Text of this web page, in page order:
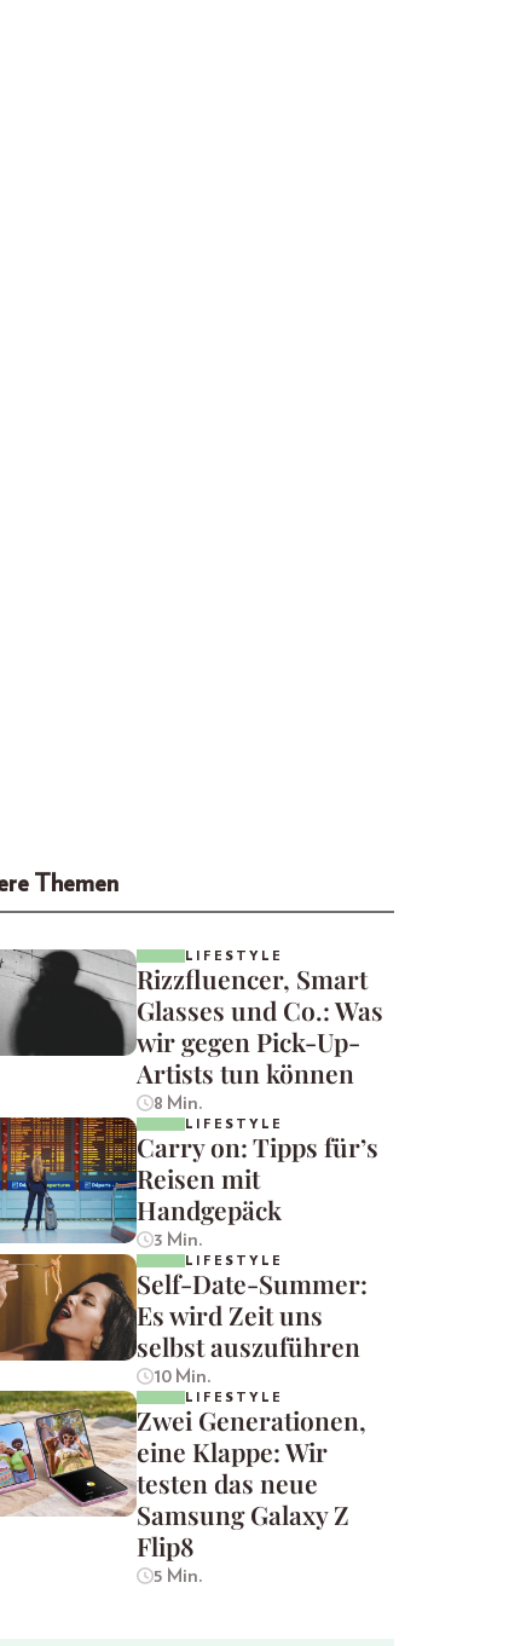
Themen
LIFESTYLE
Rizzfluencer, Smart
Glasses und Co.: Was
wir gegen Pick-Up-
Artists tun können
8 Min.
LIFESTYLE
Carry on: Tipps für’s
Reisen mit
Handgepäck
3 Min.
LIFESTYLE
Self-Date-Summer:
Es wird Zeit uns
selbst auszuführen
10 Min.
LIFESTYLE
Zwei Generationen,
eine Klappe: Wir
testen das neue
Samsung Galaxy Z
Flip8
5 Min.